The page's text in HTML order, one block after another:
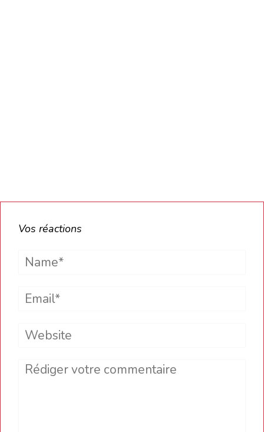
Vos réactions
Name*
Email*
Website
Comment